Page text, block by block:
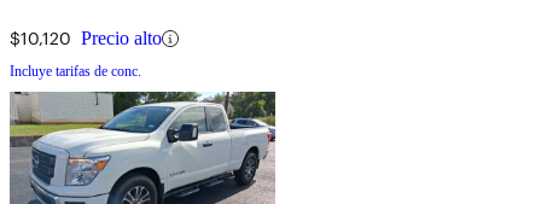
$10,120 Precio alto
Incluye tarifas de conc.